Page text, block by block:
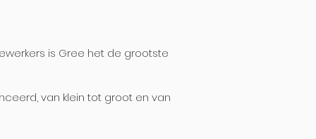
is Gree het de grootste
van klein tot groot en van